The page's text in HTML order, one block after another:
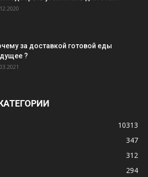
за доставкой готовой еды
?
10313
347
312
294